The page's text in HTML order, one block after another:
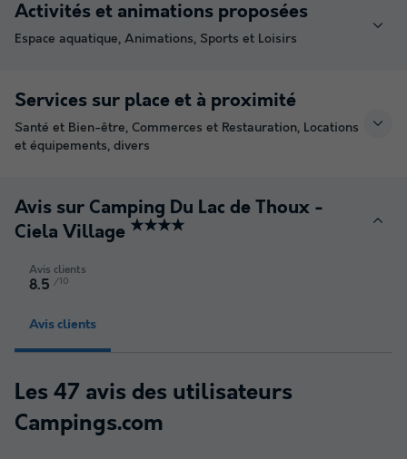
Activités et animations proposées
Espace aquatique, Animations, Sports et Loisirs
Services sur place et à proximité
Santé et Bien-être, Commerces et Restauration, Locations
et équipements, divers
Avis sur Camping Du Lac de Thoux -
Ciela Village ★★★★
Avis clients
8.5 /10
Avis clients
Les 47 avis des utilisateurs
Campings.com